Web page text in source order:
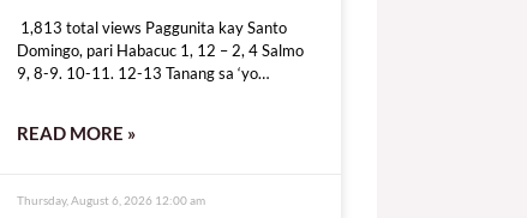
1,813 total views Paggunita kay Santo
Domingo, pari Habacuc 1, 12 – 2, 4 Salmo
9, 8-9. 10-11. 12-13 Tanang sa ‘yo
READ MORE »
Thursday, August 6, 2026 12:00 am